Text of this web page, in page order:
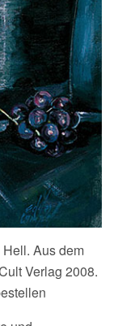
Aus dem
Verlag 2008.